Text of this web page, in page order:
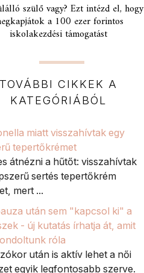
szülő vagy? Ezt intézd el, hogy
a 100 ezer forintos
iskolakezdési támogatást
TOVÁBBI CIKKEK A
KATEGÓRIÁBÓL
miatt visszahívtak egy
tepertőkrémet
átnézni a hűtőt: visszahívtak
sertés tepertőkrém
mert ...
után sem "kapcsol ki" a
- új kutatás írhatja át, amit
róla
után is aktív lehet a női
egyik legfontosabb szerve.